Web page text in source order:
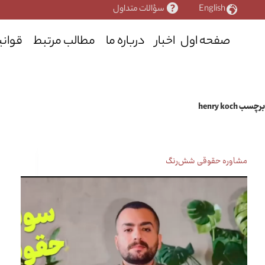
به
English سؤالات متداول
صفحه اول اخبار درباره ما مطالب مرتبط
برچسب
مشاوره حقوقی شش‌رنگ